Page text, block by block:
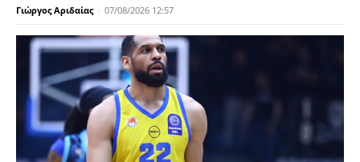
Γιώργος Αριδαίας - 07/08/2026 12:57